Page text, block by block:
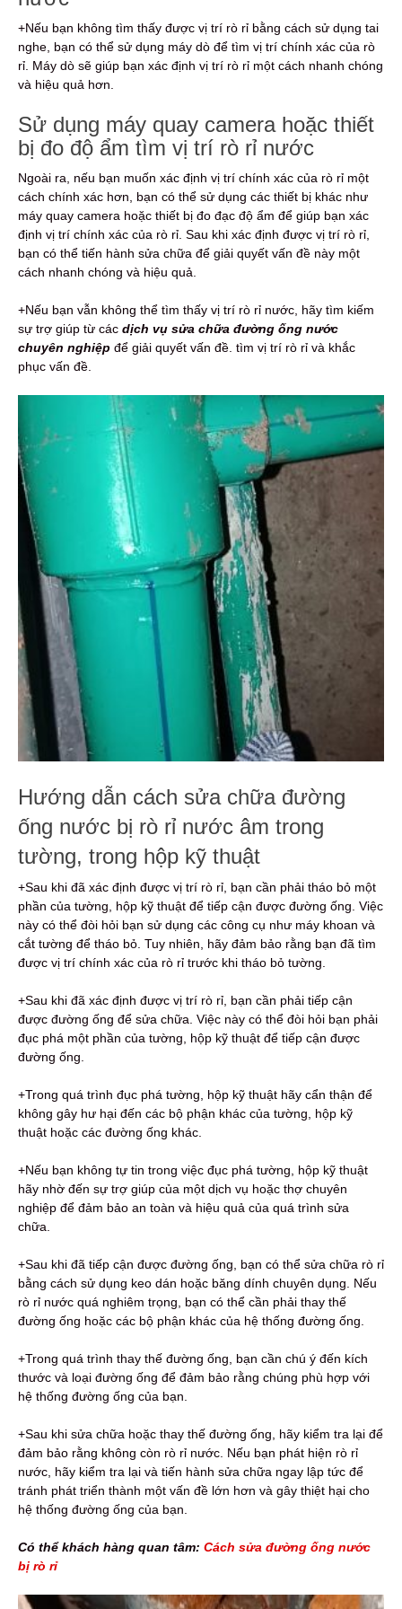
+Nếu bạn không tìm thấy được vị trí rò rỉ bằng cách sử dụng tai
nghe, bạn có thể sử dụng máy dò để tìm vị trí chính xác của rò
rỉ. Máy dò sẽ giúp bạn xác định vị trí rò rỉ một cách nhanh chóng
và hiệu quả hơn.
Sử dụng máy quay camera hoặc thiết
bị đo độ ẩm tìm vị trí rò rỉ nước
Ngoài ra, nếu bạn muốn xác định vị trí chính xác của rò rỉ một
cách chính xác hơn, bạn có thể sử dụng các thiết bị khác như
máy quay camera hoặc thiết bị đo đạc độ ẩm để giúp bạn xác
định vị trí chính xác của rò rỉ. Sau khi xác định được vị trí rò rỉ,
bạn có thể tiến hành sửa chữa để giải quyết vấn đề này một
cách nhanh chóng và hiệu quả.
+Nếu bạn vẫn không thể tìm thấy vị trí rò rỉ nước, hãy tìm kiếm
sự trợ giúp từ các dịch vụ sửa chữa đường ống nước
chuyên nghiệp để giải quyết vấn đề. tìm vị trí rò rỉ và khắc
phục vấn đề.
Hướng dẫn cách sửa chữa đường
ống nước bị rò rỉ nước âm trong
tường, trong hộp kỹ thuật
+Sau khi đã xác định được vị trí rò rỉ, bạn cần phải tháo bỏ một
phần của tường, hộp kỹ thuật để tiếp cận được đường ống. Việc
này có thể đòi hỏi bạn sử dụng các công cụ như máy khoan và
cắt tường để tháo bỏ. Tuy nhiên, hãy đảm bảo rằng bạn đã tìm
được vị trí chính xác của rò rỉ trước khi tháo bỏ tường.
+Sau khi đã xác định được vị trí rò rỉ, bạn cần phải tiếp cận
được đường ống để sửa chữa. Việc này có thể đòi hỏi bạn phải
đục phá một phần của tường, hộp kỹ thuật để tiếp cận được
đường ống.
+Trong quá trình đục phá tường, hộp kỹ thuật hãy cẩn thận để
không gây hư hại đến các bộ phận khác của tường, hộp kỹ
thuật hoặc các đường ống khác.
+Nếu bạn không tự tin trong việc đục phá tường, hộp kỹ thuật
hãy nhờ đến sự trợ giúp của một dịch vụ hoặc thợ chuyên
nghiệp để đảm bảo an toàn và hiệu quả của quá trình sửa
chữa.
+Sau khi đã tiếp cận được đường ống, bạn có thể sửa chữa rò rỉ
bằng cách sử dụng keo dán hoặc băng dính chuyên dụng. Nếu
rò rỉ nước quá nghiêm trọng, bạn có thể cần phải thay thế
đường ống hoặc các bộ phận khác của hệ thống đường ống.
+Trong quá trình thay thế đường ống, bạn cần chú ý đến kích
thước và loại đường ống để đảm bảo rằng chúng phù hợp với
hệ thống đường ống của bạn.
+Sau khi sửa chữa hoặc thay thế đường ống, hãy kiểm tra lại để
đảm bảo rằng không còn rò rỉ nước. Nếu bạn phát hiện rò rỉ
nước, hãy kiểm tra lại và tiến hành sửa chữa ngay lập tức để
tránh phát triển thành một vấn đề lớn hơn và gây thiệt hại cho
hệ thống đường ống của bạn.
Có thể khách hàng quan tâm: Cách sửa đường ống nước
bị rò rỉ